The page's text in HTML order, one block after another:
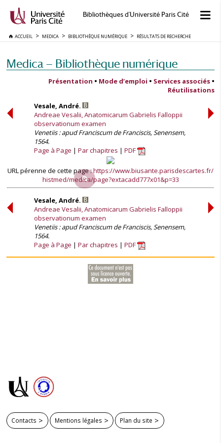
Bibliothèques d'Université Paris Cité
ACCUEIL MEDICA BIBLIOTHÈQUE NUMÉRIQUE RÉSULTATS DE RECHERCHE
Medica — Bibliothèque numérique
Présentation • Mode d’emploi • Services associés •
Réutilisations
Vesale, André.
Andreae Vesalii, Anatomicarum Gabrielis Falloppii
observationum examen
Venetiis : apud Franciscum de Franciscis, Senensem,
1564.
Page à Page
Par chapitres PDF
URL pérenne de cette page :https://www.biusante.parisdescartes.fr/
histmed/medica/page?extacadd777x01&p=33
Vesale, André.
Andreae Vesalii, Anatomicarum Gabrielis Falloppii
observationum examen
Venetiis : apud Franciscum de Franciscis, Senensem,
1564.
Page à Page
Par chapitres PDF
Contacts Mentions légales Plan du site